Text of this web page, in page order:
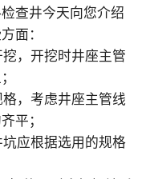
查井今天向您介绍
面：
，开挖时井座主管
，考虑井座主管线
平；
应根据选用的规格